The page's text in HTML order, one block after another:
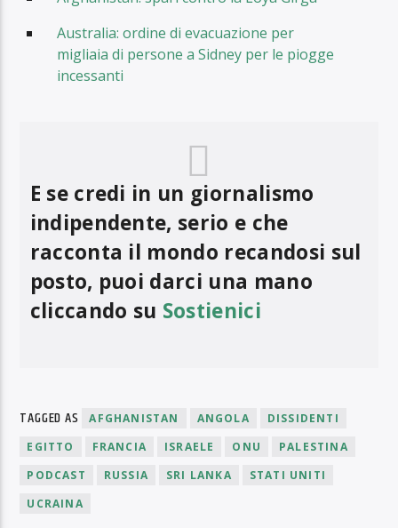
Australia: ordine di evacuazione per
migliaia di persone a Sidney per le piogge
incessanti
E se credi in un giornalismo
indipendente, serio e che
racconta il mondo recandosi sul
posto, puoi darci una mano
cliccando su Sostienici
TAGGED AS AFGHANISTAN ANGOLA
DISSIDENTI
EGITTO
FRANCIA ISRAELE ONU
PALESTINA
PODCAST
RUSSIA SRI LANKA
STATI UNITI
UCRAINA